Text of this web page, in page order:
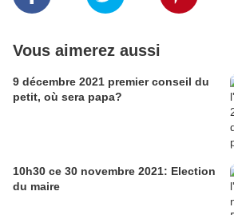
Vous aimerez aussi
9 décembre 2021 premier conseil du
petit, où sera papa?
10h30 ce 30 novembre 2021: Election
du maire